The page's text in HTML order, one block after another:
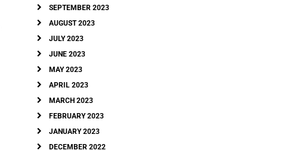
SEPTEMBER 2023
AUGUST 2023
JULY 2023
JUNE 2023
MAY 2023
APRIL 2023
MARCH 2023
FEBRUARY 2023
JANUARY 2023
DECEMBER 2022